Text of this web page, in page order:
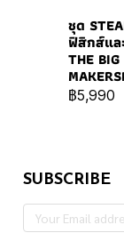
ชุด
ฟิสิกส์แล
THE
฿5,990
SUBSCRIBE